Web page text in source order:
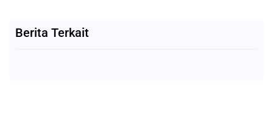
Berita Terkait